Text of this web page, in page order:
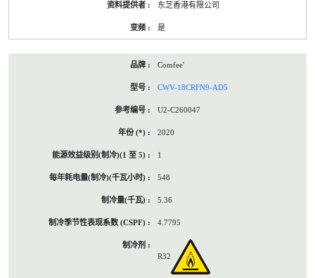
东芝香港有限公司
是
Comfee'
CWV-18CRFN9-AD5
U2-C260047
2020
1
548
5.36
4.7795
R32